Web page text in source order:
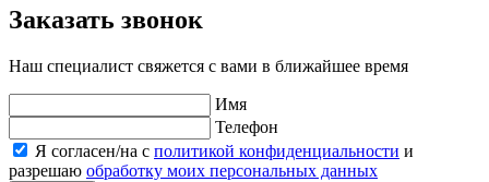
Заказать звонок
Наш специалист свяжется с вами в ближайшее время
Имя
Телефон
Я согласен/на с политикой конфиденциальности и
разрешаю обработку моих персональных данных